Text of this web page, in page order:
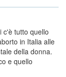
c'è tutto quello
in Italia alle
della donna.
e quello